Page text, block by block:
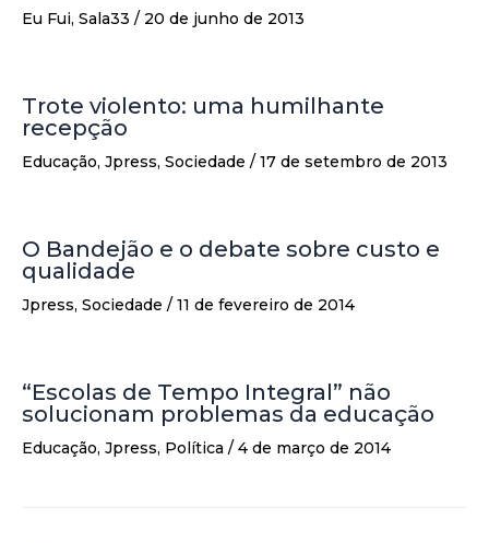
Eu Fui, Sala33 / 20 de junho de 2013
Trote violento: uma humilhante
recepção
Educação, Jpress, Sociedade / 17 de setembro de 2013
O Bandejão e o debate sobre custo e
qualidade
Jpress, Sociedade / 11 de fevereiro de 2014
“Escolas de Tempo Integral” não
solucionam problemas da educação
Educação, Jpress, Política / 4 de março de 2014